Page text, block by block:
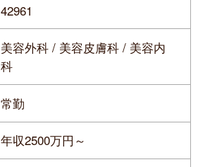
42961
美容外科 / 美容皮膚科 / 美容内
科
常勤
年収2500万円～